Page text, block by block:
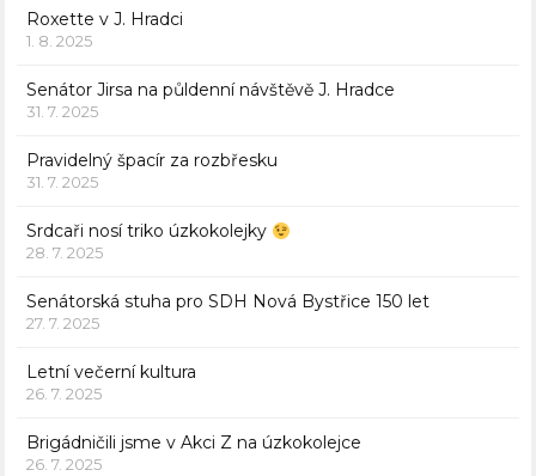
Roxette v J. Hradci
1. 8. 2025
Senátor Jirsa na půldenní návštěvě J. Hradce
31. 7. 2025
Pravidelný špacír za rozbřesku
31. 7. 2025
Srdcaři nosí triko úzkokolejky
28. 7. 2025
Senátorská stuha pro SDH Nová Bystřice 150 let
27. 7. 2025
Letní večerní kultura
26. 7. 2025
Brigádničili jsme v Akci Z na úzkokolejce
26. 7. 2025